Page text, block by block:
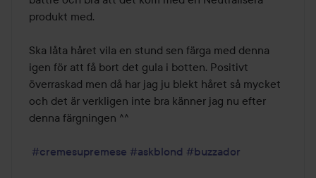
produkt med.
Ska låta håret vila en stund sen färga med denna
igen för att få bort det gula i botten. Positivt
överraskad men då har jag ju blekt håret så mycket
och det är verkligen inte bra känner jag nu efter
denna färgningen ^^
#cremesupremese #askblond #buzzador